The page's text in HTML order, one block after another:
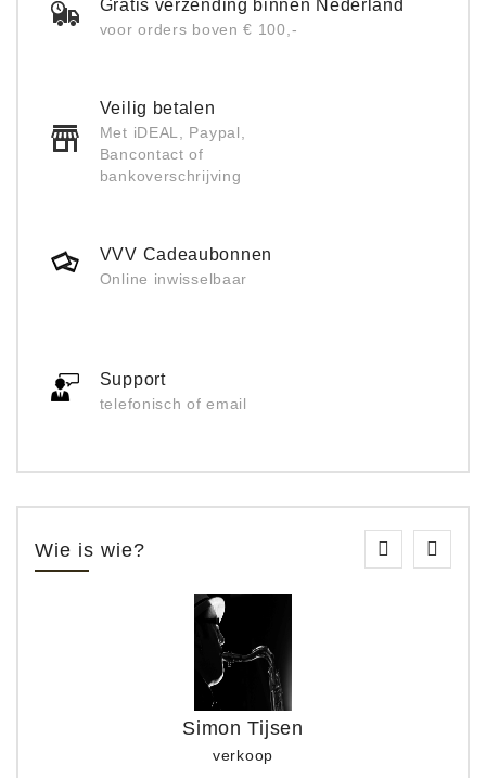
Gratis verzending binnen Nederland
voor orders boven € 100,-
Veilig betalen
Met iDEAL, Paypal,
Bancontact of
bankoverschrijving
VVV Cadeaubonnen
Online inwisselbaar
Support
telefonisch of email
Wie is wie?
Simon Tijsen
verkoop